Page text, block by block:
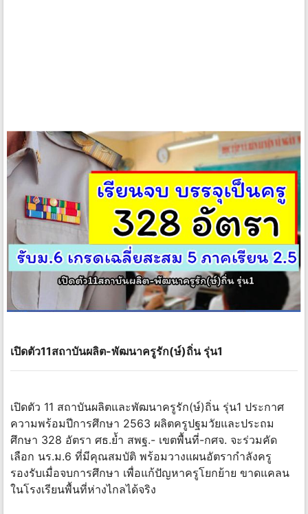
เปิดตัว11สถาบันผลิต-พัฒนาครูรัก(ษ์)ถิ่น รุ่น1
เปิดตัว 11 สถาบันผลิตและพัฒนาครูรัก(ษ์)ถิ่น รุ่น1 ประกาศ
ความพร้อมปีการศึกษา 2563 ผลิตครูปฐมวัยและประถม
ศึกษา 328 อัตรา ศธ.ย้ำ สพฐ.- เขตพื้นที่-กศจ. จะร่วมคัด
เลือก นร.ม.6 ที่มีคุณสมบัติ พร้อมวางแผนอัตรากำลังครู
รองรับเมื่อจบการศึกษา เพื่อแก้ปัญหาครูโยกย้าย ขาดแคลน
ในโรงเรียนพื้นที่ห่างไกลได้จริง